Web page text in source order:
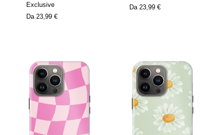
Exclusive
Da 23,99 €
Da 23,99 €